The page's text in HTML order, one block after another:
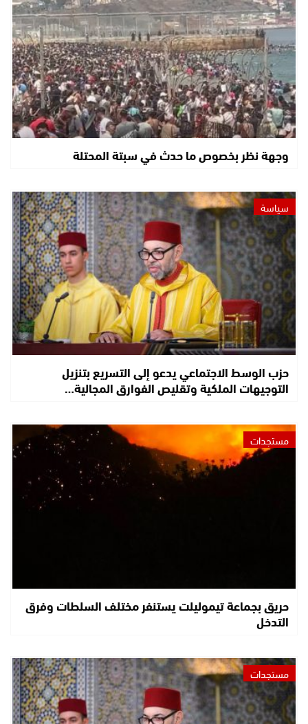
وجهة نظر بخصوص ما حدث في سبتة المحتلة
سياسة
حزب الوسط الاجتماعي يدعو إلى التسريع بتنزيل
التوجيهات الملكية وتقليص الفوارق المجالية…
مستجدات
حريق بجماعة تيموليلت يستنفر مختلف السلطات وفرق
التدخل
مستجدات